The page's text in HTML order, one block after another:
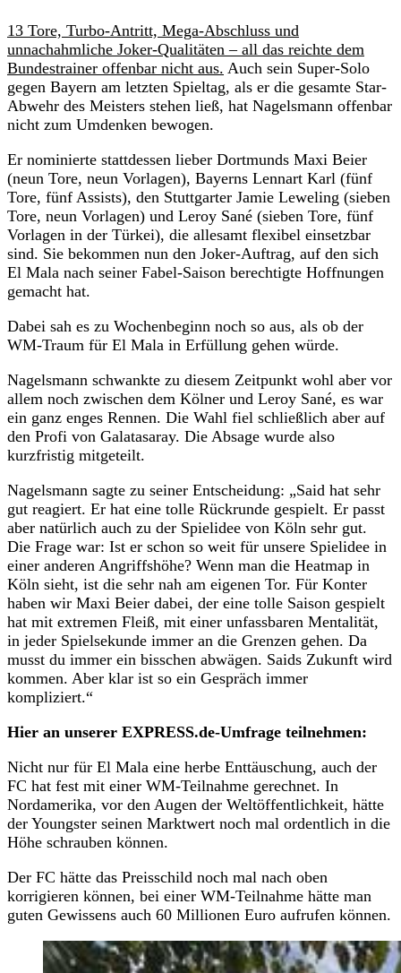
13 Tore, Turbo-Antritt, Mega-Abschluss und
unnachahmliche Joker-Qualitäten – all das reichte dem
Bundestrainer offenbar nicht aus. Auch sein Super-Solo
gegen Bayern am letzten Spieltag, als er die gesamte Star-
Abwehr des Meisters stehen ließ, hat Nagelsmann offenbar
nicht zum Umdenken bewogen.
Er nominierte stattdessen lieber Dortmunds Maxi Beier
(neun Tore, neun Vorlagen), Bayerns Lennart Karl (fünf
Tore, fünf Assists), den Stuttgarter Jamie Leweling (sieben
Tore, neun Vorlagen) und Leroy Sané (sieben Tore, fünf
Vorlagen in der Türkei), die allesamt flexibel einsetzbar
sind. Sie bekommen nun den Joker-Auftrag, auf den sich
El Mala nach seiner Fabel-Saison berechtigte Hoffnungen
gemacht hat.
Dabei sah es zu Wochenbeginn noch so aus, als ob der
WM-Traum für El Mala in Erfüllung gehen würde.
Nagelsmann schwankte zu diesem Zeitpunkt wohl aber vor
allem noch zwischen dem Kölner und Leroy Sané, es war
ein ganz enges Rennen. Die Wahl fiel schließlich aber auf
den Profi von Galatasaray. Die Absage wurde also
kurzfristig mitgeteilt.
Nagelsmann sagte zu seiner Entscheidung: „Said hat sehr
gut reagiert. Er hat eine tolle Rückrunde gespielt. Er passt
aber natürlich auch zu der Spielidee von Köln sehr gut.
Die Frage war: Ist er schon so weit für unsere Spielidee in
einer anderen Angriffshöhe? Wenn man die Heatmap in
Köln sieht, ist die sehr nah am eigenen Tor. Für Konter
haben wir Maxi Beier dabei, der eine tolle Saison gespielt
hat mit extremen Fleiß, mit einer unfassbaren Mentalität,
in jeder Spielsekunde immer an die Grenzen gehen. Da
musst du immer ein bisschen abwägen. Saids Zukunft wird
kommen. Aber klar ist so ein Gespräch immer
kompliziert.“
Hier an unserer EXPRESS.de-Umfrage teilnehmen:
Nicht nur für El Mala eine herbe Enttäuschung, auch der
FC hat fest mit einer WM-Teilnahme gerechnet. In
Nordamerika, vor den Augen der Weltöffentlichkeit, hätte
der Youngster seinen Marktwert noch mal ordentlich in die
Höhe schrauben können.
Der FC hätte das Preisschild noch mal nach oben
korrigieren können, bei einer WM-Teilnahme hätte man
guten Gewissens auch 60 Millionen Euro aufrufen können.